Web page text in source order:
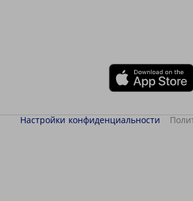
Настройки конфиденциальности